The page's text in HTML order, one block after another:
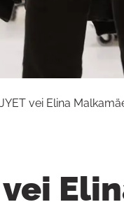
JYET vei Elina
vei